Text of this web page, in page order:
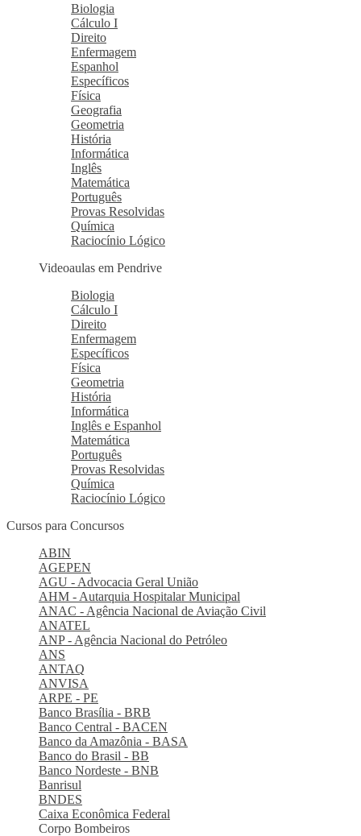
Biologia
Cálculo I
Direito
Enfermagem
Espanhol
Específicos
Física
Geografia
Geometria
História
Informática
Inglês
Matemática
Português
Provas Resolvidas
Química
Raciocínio Lógico
Videoaulas em Pendrive
Biologia
Cálculo I
Direito
Enfermagem
Específicos
Física
Geometria
História
Informática
Inglês e Espanhol
Matemática
Português
Provas Resolvidas
Química
Raciocínio Lógico
Cursos para Concursos
ABIN
AGEPEN
AGU - Advocacia Geral União
AHM - Autarquia Hospitalar Municipal
ANAC - Agência Nacional de Aviação Civil
ANATEL
ANP - Agência Nacional do Petróleo
ANS
ANTAQ
ANVISA
ARPE - PE
Banco Brasília - BRB
Banco Central - BACEN
Banco da Amazônia - BASA
Banco do Brasil - BB
Banco Nordeste - BNB
Banrisul
BNDES
Caixa Econômica Federal
Corpo Bombeiros